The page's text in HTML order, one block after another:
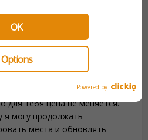
ссылки и
блоге ведут к сервисам,
или которые рекомендую —
я могу получить
для тебя цена не меняется.
я могу продолжать
места и обновлять
Options
OK
Powered by